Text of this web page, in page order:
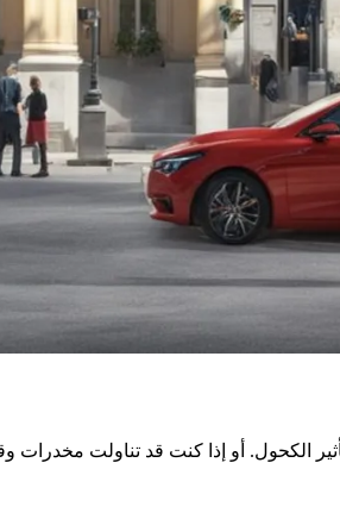
الكحول. أو إذا كنت قد تناولت مخدرات